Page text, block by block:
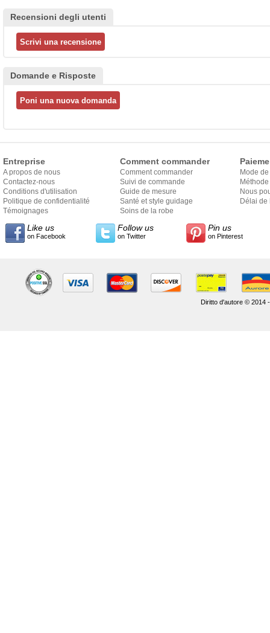
Recensioni degli utenti
Domande e Risposte
Entreprise
A propos de nous
Contactez-nous
Conditions d'utilisation
Politique de confidentialité
Témoignages
Comment commander
Comment commander
Suivi de commande
Guide de mesure
Santé et style guidage
Soins de la robe
Mode
Nous
Délai de
Like us
on Facebook
Follow us
on Twitter
Pin us
on Pinterest
Diritto d'autore © 2014